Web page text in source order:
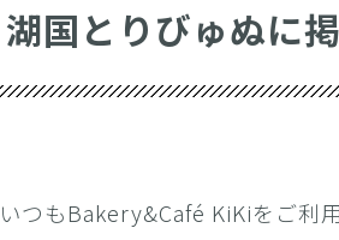
湖国とりびゅぬに
いつもBakery&Café KiKiをご利